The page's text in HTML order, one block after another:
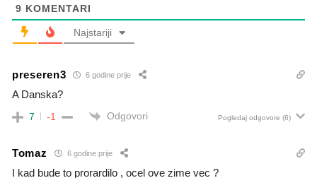
9 KOMENTARI
Najstariji
preseren3 6 godine prije
A Danska?
7 -1 Odgovori Pogledaj odgovore (6)
Tomaz 6 godine prije
I kad bude to prorardilo , ocel ove zime vec ?